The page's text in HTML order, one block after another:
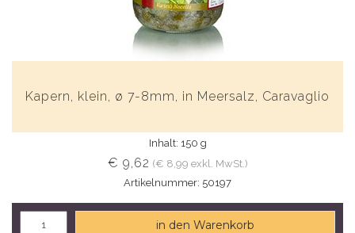
Kapern, klein, ø 7-8mm, in Meersalz, Caravaglio
Inhalt: 150 g
€ 9,62 (€ 8,99 exkl. MwSt.)
Artikelnummer: 50197
in den Warenkorb